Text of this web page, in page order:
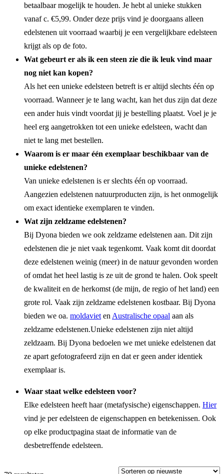
betaalbaar mogelijk te houden. Je hebt al unieke stukken
vanaf c. €5,99. Onder deze prijs vind je doorgaans alleen
edelstenen uit voorraad waarbij je een vergelijkbare edelsteen
krijgt als op de foto.
Wat gebeurt er als ik een steen zie die ik leuk vind maar
nog niet kan kopen?
Als het een unieke edelsteen betreft is er altijd slechts één op
voorraad. Wanneer je te lang wacht, kan het dus zijn dat deze
een ander huis vindt voordat jij je bestelling plaatst. Voel je je
heel erg aangetrokken tot een unieke edelsteen, wacht dan
niet te lang met bestellen.
Waarom is er maar één exemplaar beschikbaar van de
unieke edelstenen?
Van unieke edelstenen is er slechts één op voorraad.
Aangezien edelstenen natuurproducten zijn, is het onmogelijk
om exact identieke exemplaren te vinden.
Wat zijn zeldzame edelstenen?
Bij Dyona bieden we ook zeldzame edelstenen aan. Dit zijn
edelstenen die je niet vaak tegenkomt. Vaak komt dit doordat
deze edelstenen weinig (meer) in de natuur gevonden worden
of omdat het heel lastig is ze uit de grond te halen. Ook speelt
de kwaliteit en de herkomst (de mijn, de regio of het land) een
grote rol. Vaak zijn zeldzame edelstenen kostbaar. Bij Dyona
bieden we oa. moldaviet en Australische opaal aan als
zeldzame edelstenen.Unieke edelstenen zijn niet altijd
zeldzaam. Bij Dyona bedoelen we met unieke edelstenen dat
ze apart gefotografeerd zijn en dat er geen ander identiek
exemplaar is.
Waar staat welke edelsteen voor?
Elke edelsteen heeft haar (metafysische) eigenschappen. Hier
vind je per edelsteen de eigenschappen en betekenissen. Ook
op elke productpagina staat de informatie van de
desbetreffende edelsteen.